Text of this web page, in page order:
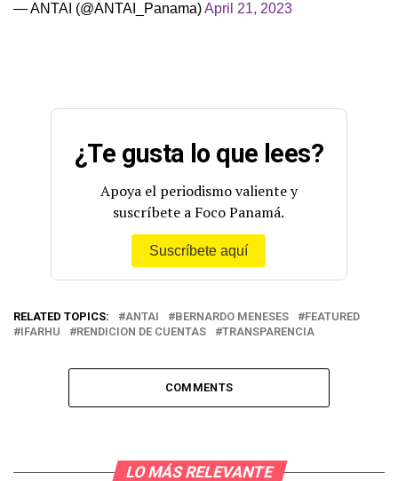
— ANTAI (@ANTAI_Panama)April 21, 2023
¿Te gusta lo que lees?
Apoya el periodismo valiente y
suscríbete a Foco Panamá.
Suscríbete aquí
RELATED TOPICS: ANTAI BERNARDO MENESES
FEATURED
IFARHU
RENDICION DE CUENTAS TRANSPARENCIA
COMMENTS
LO MÁS RELEVANTE